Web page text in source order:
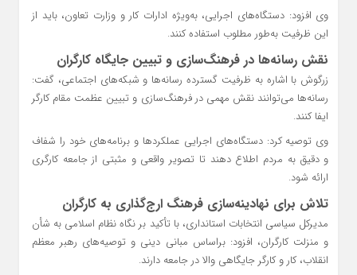
وی افزود: دستگاه‌های اجرایی، به‌ویژه ادارات کار و وزارت تعاون، باید از
این ظرفیت به‌طور مطلوب استفاده کنند.
نقش رسانه‌ها در فرهنگ‌سازی و تبیین جایگاه کارگران
زرگوش با اشاره به ظرفیت گسترده رسانه‌ها و شبکه‌های اجتماعی، گفت:
رسانه‌ها می‌توانند نقش مهمی در فرهنگ‌سازی و تبیین عظمت مقام کارگر
ایفا کنند.
وی توصیه کرد: دستگاه‌های اجرایی عملکردها و برنامه‌های خود را شفاف
و دقیق به مردم اطلاع دهند تا تصویر واقعی و مثبتی از جامعه کارگری
ارائه شود.
تلاش برای نهادینه‌سازی فرهنگ ارج‌گذاری به کارگران
مدیرکل سیاسی انتخابات استانداری، با تأکید بر نگاه نظام اسلامی به شأن
و منزلت کارگران، افزود: براساس مبانی دینی و توصیه‌های رهبر معظم
انقلاب، کار و کارگر جایگاهی والا در جامعه دارند.